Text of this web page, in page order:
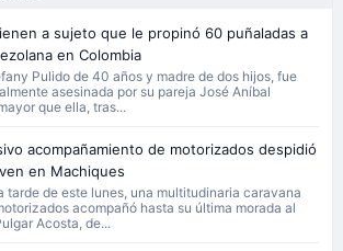
a sujeto que le propinó 60 puñaladas a
en Colombia
Pulido de 40 años y madre de dos hijos, fue
asesinada por su pareja José Aníbal
que ella, tras...
acompañamiento de motorizados despidió
en Machiques
tarde de este lunes, una multitudinaria caravana
acompañó hasta su última morada al
Acosta, de...